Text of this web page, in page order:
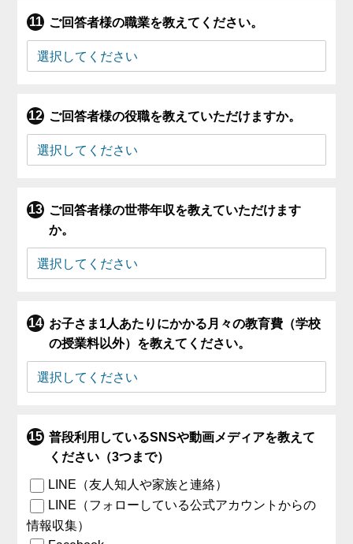
ご回答者様の職業を教えてください。
ご回答者様の役職を教えていただけますか。
ご回答者様の世帯年収を教えていただけます
か。
お子さま1人あたりにかかる月々の教育費（学校
の授業料以外）を教えてください。
普段利用しているSNSや動画メディアを教えて
ください（3つまで）
LINE（友人知人や家族と連絡）
LINE（フォローしている公式アカウントからの
情報収集）